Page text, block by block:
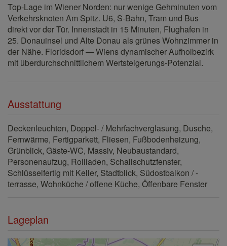
Top-Lage im Wiener Norden: nur wenige Gehminuten vom
Verkehrsknoten Am Spitz. U6, S-Bahn, Tram und Bus
direkt vor der Tür. Innenstadt in 15 Minuten, Flughafen in
25. Donauinsel und Alte Donau als grünes Wohnzimmer in
der Nähe. Floridsdorf — Wiens dynamischer Aufholbezirk
mit überdurchschnittlichem Wertsteigerungs-Potenzial.
Ausstattung
Deckenleuchten Doppel- / Mehrfachverglasung Dusche
Fernwärme Fertigparkett Fliesen Fußbodenheizung
Grünblick Gäste-WC Massiv Neubaustandard
Personenaufzug Rollladen Schallschutzfenster
Schlüsselfertig mit Keller Stadtblick Südostbalkon / -
terrasse Wohnküche / offene Küche Öffenbare Fenster
Lageplan